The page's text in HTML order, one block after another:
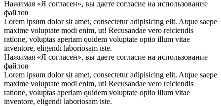
Нажимая «Я согласен», вы даете согласие на использование
файлов
Lorem ipsum dolor sit amet, consectetur adipisicing elit. Atque saepe
maxime voluptate modi enim, ut! Recusandae vero reiciendis
ratione, voluptas aperiam quidem voluptate optio illum vitae
inventore, eligendi laboriosam iste.
Нажимая «Я согласен», вы даете согласие на использование
файлов
Lorem ipsum dolor sit amet, consectetur adipisicing elit. Atque saepe
maxime voluptate modi enim, ut! Recusandae vero reiciendis
ratione, voluptas aperiam quidem voluptate optio illum vitae
inventore, eligendi laboriosam iste.